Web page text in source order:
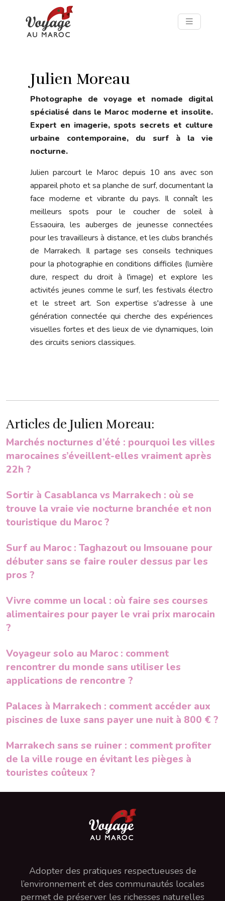
Julien Moreau
Photographe de voyage et nomade digital
spécialisé dans le Maroc moderne et insolite.
Expert en imagerie, spots secrets et culture
urbaine contemporaine, du surf à la vie
nocturne.
Julien parcourt le Maroc depuis 10 ans avec son
appareil photo et sa planche de surf, documentant la
face moderne et vibrante du pays. Il connaît les
meilleurs spots pour le coucher de soleil à
Essaouira, les auberges de jeunesse connectées
pour les travailleurs à distance, et les clubs branchés
de Marrakech. Il partage ses conseils techniques
pour la photographie en conditions difficiles (lumière
dure, respect du droit à l'image) et explore les
activités jeunes comme le surf, les festivals électro
et le street art. Son expertise s'adresse à une
génération connectée qui cherche des expériences
visuelles fortes et des lieux de vie dynamiques, loin
des circuits seniors classiques.
Articles de Julien Moreau:
Marchés nocturnes d’été : pourquoi les villes
marocaines s’éveillent-elles vraiment après
22h ?
Sortir à Casablanca vs Marrakech : où se
trouve la vraie vie nocturne branchée et non
touristique du Maroc ?
Surf au Maroc : Taghazout ou Imsouane pour
débuter sans se faire rouler dessus par les
pros ?
Vivre comme un local : où faire ses courses
alimentaires pour payer le vrai prix marocain
?
Voyageur solo au Maroc : comment
rencontrer du monde sans utiliser les
applications de rencontre ?
Palaces à Marrakech : comment accéder aux
piscines de luxe sans payer une nuit à 800 € ?
Marrakech sans se ruiner : comment profiter
de la ville rouge en évitant les pièges à
touristes coûteux ?
Adopter des pratiques respectueuses de
l’environnement et des communautés locales
permet de préserver les richesses naturelles